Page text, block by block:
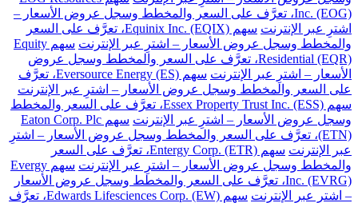
Inc. (EOG)، تعرَّف على السعر والمخطط وسجل عروض الأسعار –
اشترِ عبر الإنترنت
سهم Equinix Inc. (EQIX)، تعرَّف على السعر
والمخطط وسجل عروض الأسعار – اشترِ عبر الإنترنت
سهم Equity
Residential (EQR)، تعرَّف على السعر والمخطط وسجل عروض
الأسعار – اشترِ عبر الإنترنت
سهم Eversource Energy (ES)، تعرَّف
على السعر والمخطط وسجل عروض الأسعار – اشترِ عبر الإنترنت
سهم Essex Property Trust Inc. (ESS)، تعرَّف على السعر والمخطط
وسجل عروض الأسعار – اشترِ عبر الإنترنت
سهم Eaton Corp. Plc
(ETN)، تعرَّف على السعر والمخطط وسجل عروض الأسعار – اشترِ
عبر الإنترنت
سهم Entergy Corp. (ETR)، تعرَّف على السعر
والمخطط وسجل عروض الأسعار – اشترِ عبر الإنترنت
سهم Evergy
Inc. (EVRG)، تعرَّف على السعر والمخطط وسجل عروض الأسعار
– اشترِ عبر الإنترنت
سهم Edwards Lifesciences Corp. (EW)، تعرَّف